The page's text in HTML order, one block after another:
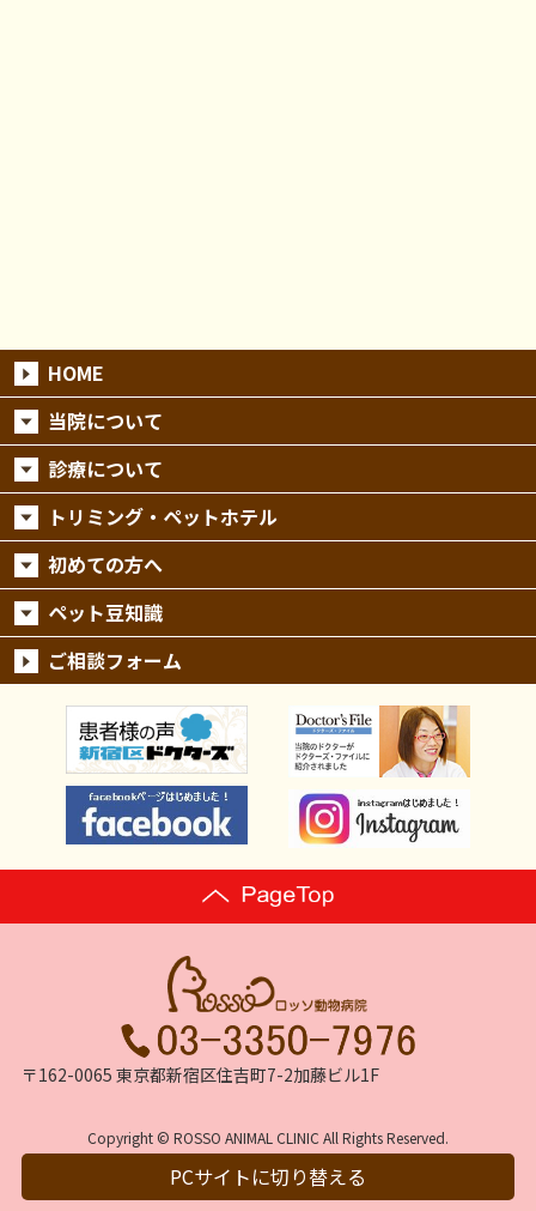
HOME
当院について
診療について
トリミング・ペットホテル
初めての方へ
ペット豆知識
ご相談フォーム
〒162-0065 東京都新宿区住吉町7-2加藤ビル1F
Copyright © ROSSO ANIMAL CLINIC All Rights Reserved.
PCサイトに切り替える